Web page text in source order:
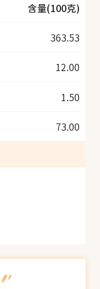
含量(100克)
363.53
12.00
1.50
73.00